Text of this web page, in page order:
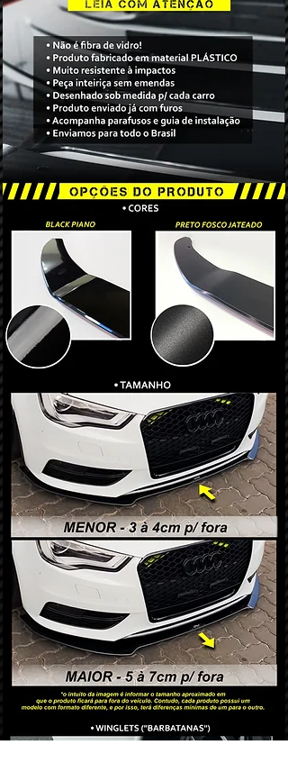
com composto especial, que
proporciona flexibilidade ao produto,
tornando a peça capaz de absorver os
impactos de lombadas e valetas
dariamente, sendo praticamente
impossível de quebrar.
Disponível nas cores preto fosco e
black piano. (selecionar na compra)
Acompanha todos os parafusos para
fixação e guia de instalação.
Não precisa desmontar o
parachoque para instalar!
são submetidos à fabricação após a
confirmação do pagamento, no prazo
de até 30 dias úteis.
Ao efetuar a compra, você será
adicionado ao WhatsApp exclusivo
para clientes, onde lhe manteremos
à par do status do pedido.
O envio é feito via transportadora com
código para rastreio. Prezamos em
fornecer a melhor embalagem para
garantir qualidade e proteção total do
produto.